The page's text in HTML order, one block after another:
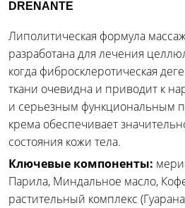
DRENANTE
Липолитическая формула
разработана для лечения
когда фибросклеротическая
ткани очевидна и приводит к
и серьезным функциональным
крема обеспечивает
состояния кожи тела.
Ключевые компоненты:
Парила, Миндальное масло,
растительный комплекс